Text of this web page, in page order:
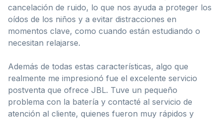
cancelación de ruido, lo que nos ayuda a proteger los
oídos de los niños y a evitar distracciones en
momentos clave, como cuando están estudiando o
necesitan relajarse.
Además de todas estas características, algo que
realmente me impresionó fue el excelente servicio
postventa que ofrece JBL. Tuve un pequeño
problema con la batería y contacté al servicio de
atención al cliente, quienes fueron muy rápidos y